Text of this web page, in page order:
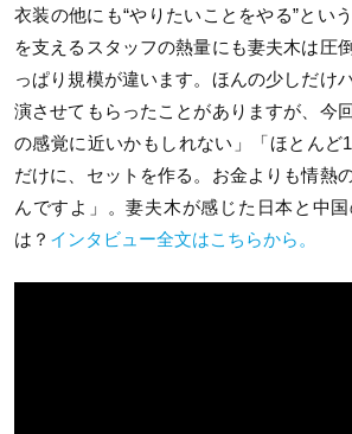
衣装の他にも“やりたいことをやる”とい
を支えるスタッフの熱量にも妻夫木は圧
っぱり規模が違います。ほんの少しだけ
演させてもらったことがありますが、今
の感覚に近いかもしれない」「ほとんど
だけに、セットを作る。お金よりも情熱
んですよ」。妻夫木が感じた日本と中
は？ インタビュー全文はこちらから。